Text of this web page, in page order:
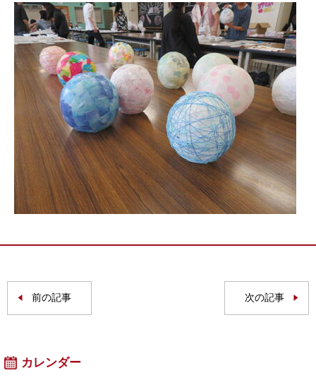
前の記事 次の記事
カレンダー